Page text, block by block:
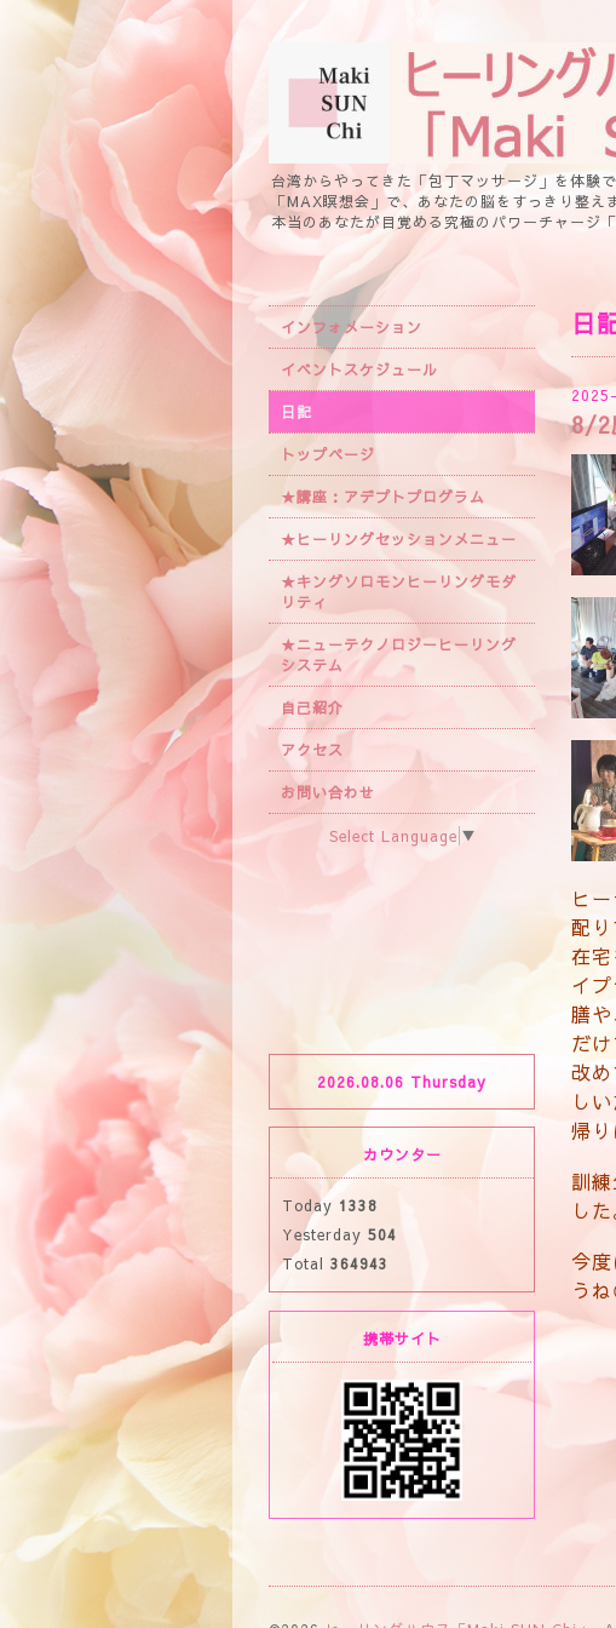
台湾からやってきた「包丁マッサージ」を体験
「MAX瞑想会」で、あなたの脳をすっきり整え
本当のあなたが目覚める究極のパワーチャージ
日
8/2
ヒ
配り
在宅
イ
膳や
だけ
改
し
帰
訓
した
今
う
インフォメーション
イベントスケジュール
日記
トップページ
★講座：アデプトプログラム
★ヒーリングセッションメニュー
★キングソロモンヒーリングモダ
リティ
★ニューテクノロジーヒーリング
システム
自己紹介
アクセス
お問い合わせ
Select Language ▼
2026.08.06 Thursday
カウンター
Today 1338
Yesterday 504
Total 364943
携帯サイト